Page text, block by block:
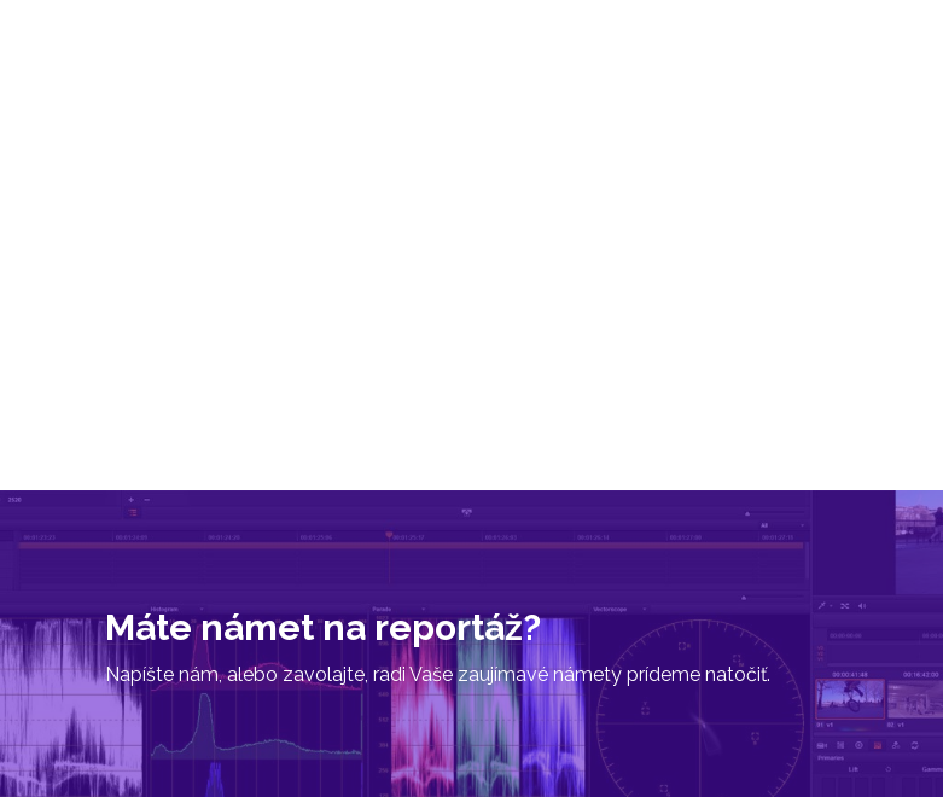
Máte námet na reportáž?
Napíšte nám, alebo zavolajte, radi Vaše zaujímavé námety prídeme natočiť.